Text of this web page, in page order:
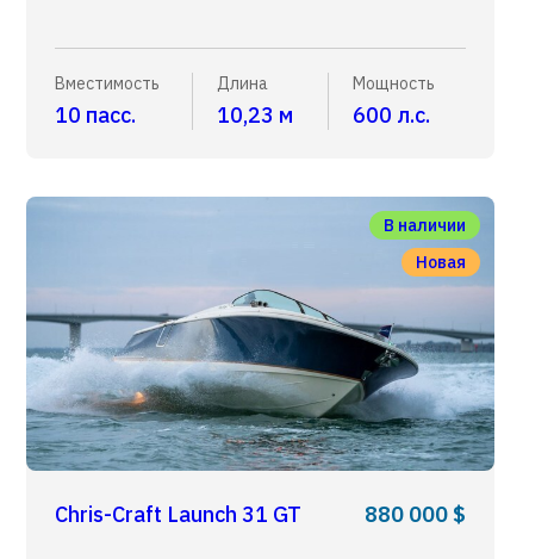
Вместимость
10 пасс.
Длина
10,23 м
Мощность
600 л.с.
В наличии
Новая
Chris-Craft Launch 31 GT 880 000 $